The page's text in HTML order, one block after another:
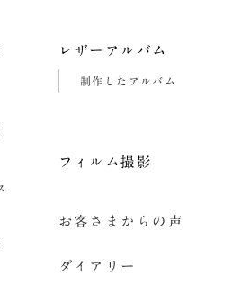
レザーアルバム
制作したアルバム
フィルム撮影
お客さまからの声
ダイアリー